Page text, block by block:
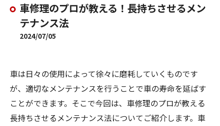
車修理のプロが教える！長持ちさせるメン
テナンス法
2024/07/05
車は日々の使用によって徐々に磨耗していくものです
が、適切なメンテナンスを行うことで車の寿命を延ばす
ことができます。そこで今回は、車修理のプロが教える
長持ちさせるメンテナンス法についてご紹介します。車